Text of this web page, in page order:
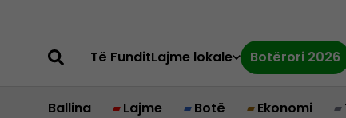
Të FunditLajme lokale Botërori 2026
Ballina Lajme Botë Ekonomi